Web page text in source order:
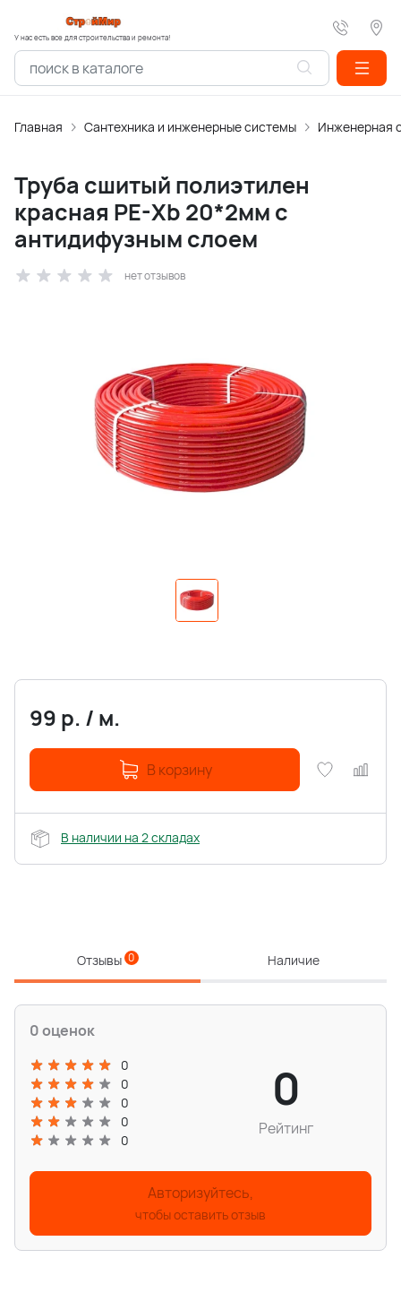
У нас есть все для строительства и ремонта!
Главная Сантехника и инженерные системы Инженерная
Труба сшитый полиэтилен
красная PE-Xb 20*2мм с
антидифузным слоем
нет отзывов
99 р. / м.
В корзину
В наличии на 2 складах
Отзывы 0 Наличие
0 оценок
0
0
0
0
0
0
Рейтинг
Авторизуйтесь,
чтобы оставить отзыв